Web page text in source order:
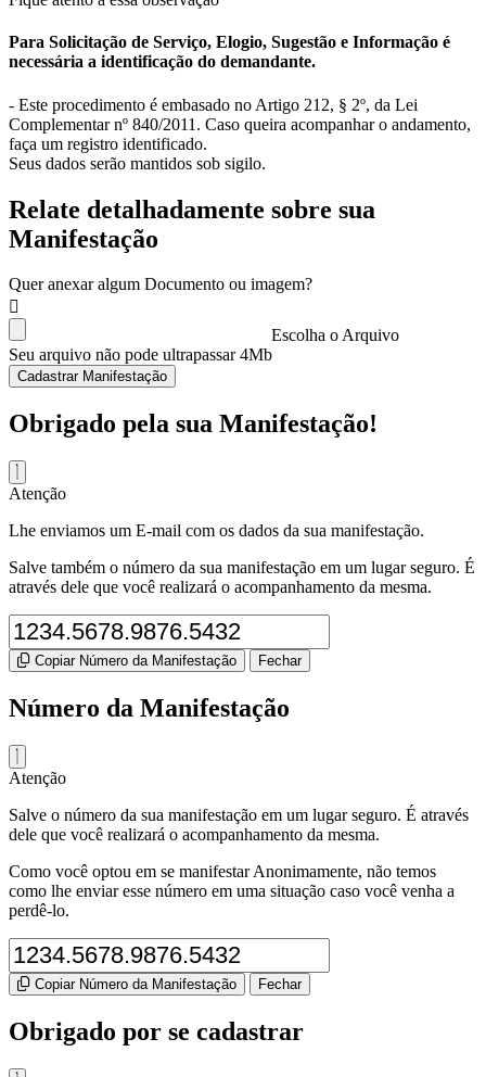
Para Solicitação de Serviço, Elogio, Sugestão e Informação é
necessária a identificação do demandante.
- Este procedimento é embasado no Artigo 212, § 2º, da Lei
Complementar nº 840/2011. Caso queira acompanhar o andamento,
faça um registro identificado.
Seus dados serão mantidos sob sigilo.
Relate detalhadamente sobre sua
Manifestação
Quer anexar algum Documento ou imagem?
Escolha o Arquivo
Seu arquivo não pode ultrapassar 4Mb
Cadastrar Manifestação
Obrigado pela sua Manifestação!
Atenção
Lhe enviamos um E-mail com os dados da sua manifestação.
Salve também o número da sua manifestação em um lugar seguro. É
através dele que você realizará o acompanhamento da mesma.
Copiar Número da Manifestação Fechar
Número da Manifestação
Atenção
Salve o número da sua manifestação em um lugar seguro. É através
dele que você realizará o acompanhamento da mesma.
Como você optou em se manifestar Anonimamente, não temos
como lhe enviar esse número em uma situação caso você venha a
perdê-lo.
Copiar Número da Manifestação Fechar
Obrigado por se cadastrar